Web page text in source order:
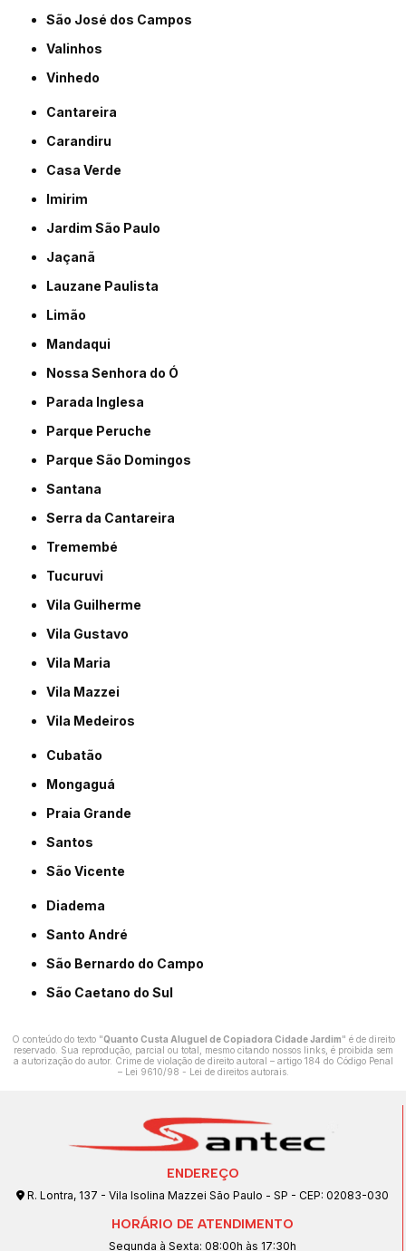
São José dos Campos
Valinhos
Vinhedo
Cantareira
Carandiru
Casa Verde
Imirim
Jardim São Paulo
Jaçanã
Lauzane Paulista
Limão
Mandaqui
Nossa Senhora do Ó
Parada Inglesa
Parque Peruche
Parque São Domingos
Santana
Serra da Cantareira
Tremembé
Tucuruvi
Vila Guilherme
Vila Gustavo
Vila Maria
Vila Mazzei
Vila Medeiros
Cubatão
Mongaguá
Praia Grande
Santos
São Vicente
Diadema
Santo André
São Bernardo do Campo
São Caetano do Sul
O conteúdo do texto "Quanto Custa Aluguel de Copiadora Cidade Jardim" é de direito
reservado. Sua reprodução, parcial ou total, mesmo citando nossos links, é proibida sem
a autorização do autor. Crime de violação de direito autoral – artigo 184 do Código Penal
–
Lei 9610/98 - Lei de direitos autorais.
ENDEREÇO
R. Lontra, 137 - Vila Isolina Mazzei São Paulo - SP - CEP: 02083-030
HORÁRIO DE ATENDIMENTO
Segunda à Sexta: 08:00h às 17:30h